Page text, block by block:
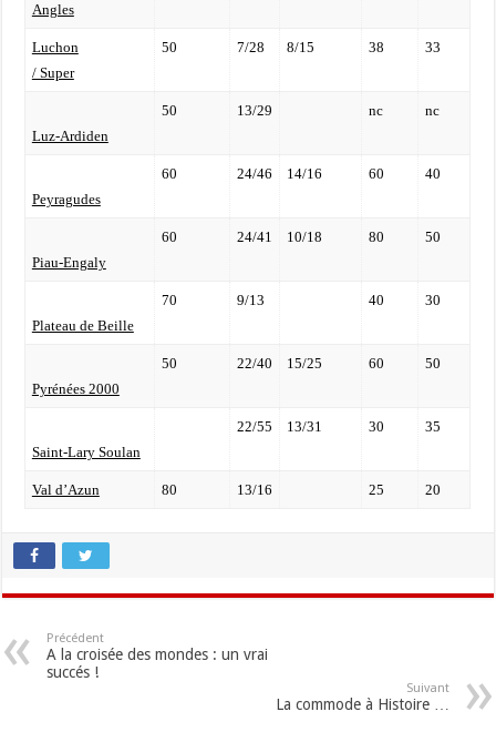
Angles
Luchon
/ Super
50 7/28 8/15 38 33
Luz-Ardiden
50 13/29 nc nc
Peyragudes
60 24/46 14/16 60 40
Piau-Engaly
60 24/41 10/18 80 50
Plateau de Beille
70 9/13 40 30
Pyrénées 2000
50 22/40 15/25 60 50
Saint-Lary Soulan
22/55 13/31 30 35
Val d’Azun 80 13/16 25 20
Précédent
A la croisée des mondes : un vrai
succés !
Suivant
La commode à Histoire …